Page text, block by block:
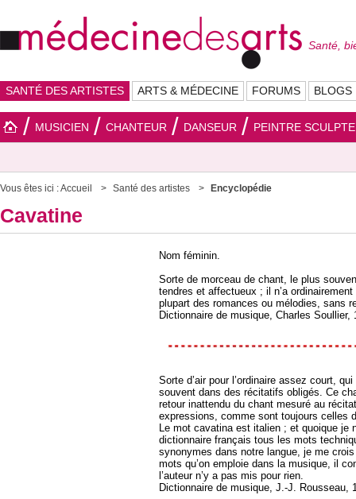
Santé,
SANTÉ DES ARTISTES ARTS & MÉDECINE FORUMS BLOGS
MUSICIEN CHANTEUR DANSEUR PEINTRE
Vous êtes ici :Accueil Santé des artistes Encyclopédie
Cavatine
Nom féminin.
Sorte de morceau de chant, le plus
tendres et affectueux ; il n’a
plupart des romances ou mélodies, sans
Dictionnaire de musique, Charles Soullier,
Sorte d’air pour l’ordinaire assez court,
souvent dans des récitatifs obligés. Ce
retour inattendu du chant mesuré au
expressions, comme sont toujours celles
Le mot cavatina est italien ; et quoique je
dictionnaire français tous les mots
synonymes dans notre langue, je me
mots qu’on emploie dans la musique, il
l’auteur n’y a pas mis pour rien.
Dictionnaire de musique, J.-J. Rousseau,